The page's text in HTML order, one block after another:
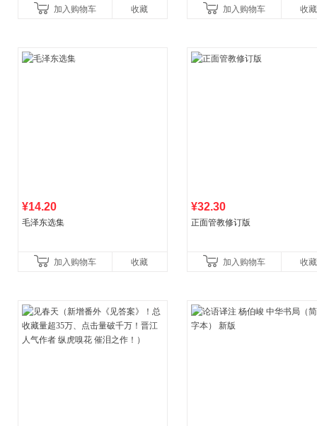
加入购物车 收藏 加入购物车 收藏
¥14.20
毛泽东选集
加入购物车 收藏
¥32.30
正面管教修订版
加入购物车 收藏